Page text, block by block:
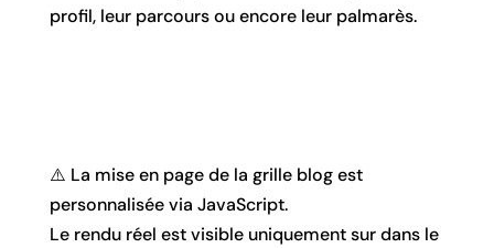
profil, leur parcours ou encore leur palmarès.
⚠️ La mise en page de la grille blog est
personnalisée via JavaScript.
Le rendu réel est visible uniquement sur dans le